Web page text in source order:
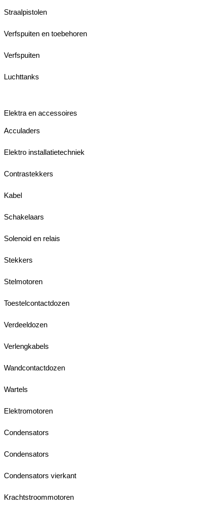
Straalpistolen
Verfspuiten en toebehoren
Verfspuiten
Luchttanks
Elektra en accessoires
Acculaders
Elektro installatietechniek
Contrastekkers
Kabel
Schakelaars
Solenoid en relais
Stekkers
Stelmotoren
Toestelcontactdozen
Verdeeldozen
Verlengkabels
Wandcontactdozen
Wartels
Elektromotoren
Condensators
Condensators
Condensators vierkant
Krachtstroommotoren